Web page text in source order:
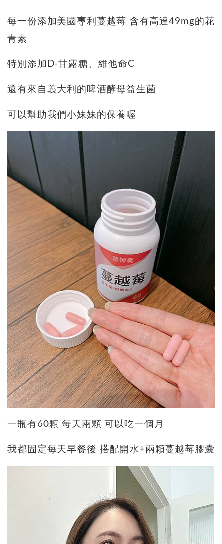
每一份添加美國專利蔓越莓 含有高達49mg的花
青素
特別添加D-甘露糖、維他命C
還有來自義大利的啤酒酵母益生菌
可以幫助我們小妹妹的保養喔
一瓶有60顆 每天兩顆 可以吃一個月
我都固定每天早餐後 搭配開水+兩顆蔓越莓膠囊